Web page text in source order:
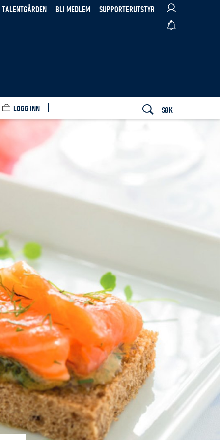
TALENTGÅRDEN BLI MEDLEM SUPPORTERUTSTYR
LOGG INN SØK